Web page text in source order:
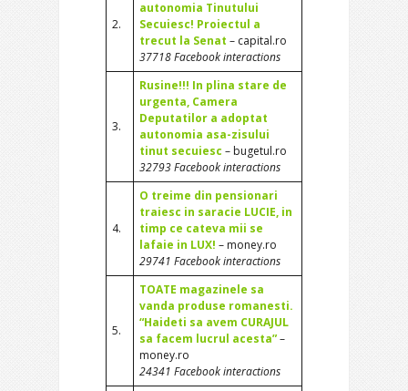
2.
autonomia Tinutului
Secuiesc! Proiectul a
trecut la Senat – capital.ro
37718 Facebook interactions
3.
Rusine!!! In plina stare de
urgenta, Camera
Deputatilor a adoptat
autonomia asa-zisului
tinut secuiesc – bugetul.ro
32793 Facebook interactions
4.
O treime din pensionari
traiesc in saracie LUCIE, in
timp ce cateva mii se
lafaie in LUX! – money.ro
29741 Facebook interactions
5.
TOATE magazinele sa
vanda produse romanesti.
“Haideti sa avem CURAJUL
sa facem lucrul acesta”–
money.ro
24341 Facebook interactions